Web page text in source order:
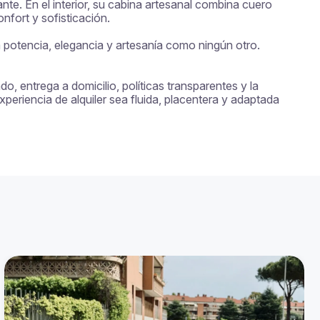
En el interior, su cabina artesanal combina cuero
y sofisticación.
elegancia y artesanía como ningún otro.
entrega a domicilio, políticas transparentes y la
de alquiler sea fluida, placentera y adaptada